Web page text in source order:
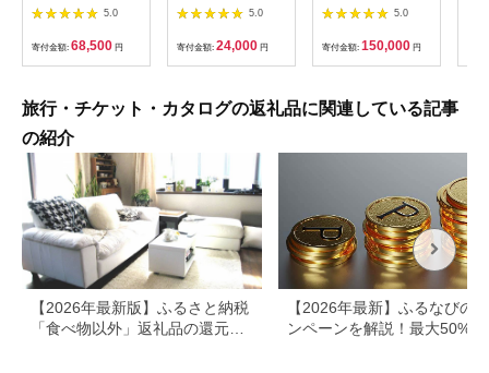
屋台ペア お食事券 海
鮮 海 屋台 食事 ペア
福岡県 岡垣町
5.0
寄付金額: 68,500 円
験チケット
【1364991】
5.0
寄付金額: 24,000 円
ルフ チケット 平日 土
日 祝日 プレー券 関東
群馬県 首都圏 F20E-
382
5.0
寄付金額: 150,000 円
旅行・チケット・カタログの返礼品に関連している記事
の紹介
【2026年最新版】ふるさと納税
「食べ物以外」返礼品の還元率
【2026年最新】ふるなびの
ンペーンを解説！最大50%還